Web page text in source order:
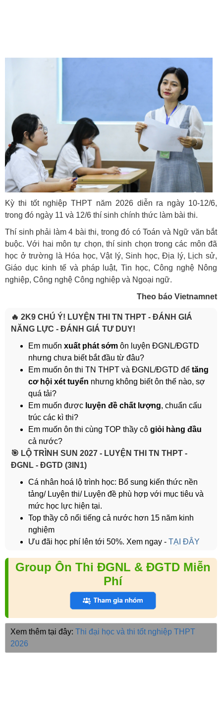
Kỳ thi tốt nghiệp THPT năm 2026 diễn ra ngày 10-12/6,
trong đó ngày 11 và 12/6 thí sinh chính thức làm bài thi.
Thí sinh phải làm 4 bài thi, trong đó có Toán và Ngữ văn bắt
buộc. Với hai môn tự chọn, thí sinh chọn trong các môn đã
học ở trường là Hóa học, Vật lý, Sinh học, Địa lý, Lịch sử,
Giáo dục kinh tế và pháp luật, Tin học, Công nghệ Nông
nghiệp, Công nghệ Công nghiệp và Ngoại ngữ.
Theo báo Vietnamnet
🔥 2K9 CHÚ Ý! LUYỆN THI TN THPT - ĐÁNH GIÁ
NĂNG LỰC - ĐÁNH GIÁ TƯ DUY!
Em muốn xuất phát sớm ôn luyện ĐGNL/ĐGTD
nhưng chưa biết bắt đầu từ đâu?
Em muốn ôn thi TN THPT và ĐGNL/ĐGTD để tăng
cơ hội xét tuyển nhưng không biết ôn thế nào, sợ
quá tải?
Em muốn được luyện đề chất lượng, chuẩn cấu
trúc các kì thi?
Em muốn ôn thi cùng TOP thầy cô giỏi hàng đầu
cả nước?
️🎯 LỘ TRÌNH SUN 2027 - LUYỆN THI TN THPT -
ĐGNL - ĐGTD (3IN1)
Cá nhân hoá lộ trình học: Bổ sung kiến thức nền
tảng/ Luyện thi/ Luyện đề phù hợp với mục tiêu và
mức học lực hiện tại.
Top thầy cô nổi tiếng cả nước hơn 15 năm kinh
nghiệm
Ưu đãi học phí lên tới 50%. Xem ngay - TẠI ĐÂY
Group Ôn Thi ĐGNL & ĐGTD Miễn
Phí
Xem thêm tại đây: Thi đại học và thi tốt nghiệp THPT
2026